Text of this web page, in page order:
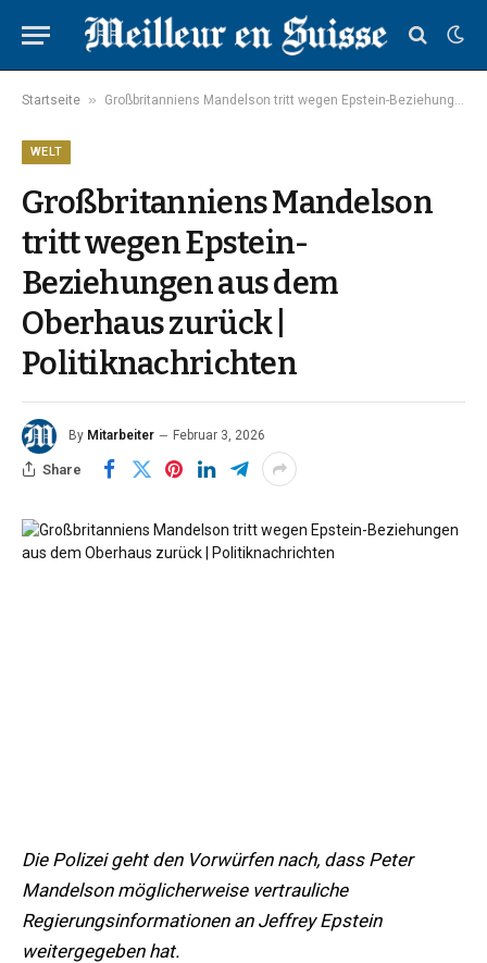
Startseite » Großbritanniens Mandelson tritt wegen Epstein-Beziehungen aus dem Oberhaus zurück | Politiknachrichten
WELT
Großbritanniens Mandelson
tritt wegen Epstein-
Beziehungen aus dem
Oberhaus zurück |
Politiknachrichten
By Mitarbeiter Februar 3, 2026
Share
Die Polizei geht den Vorwürfen nach, dass Peter
Mandelson möglicherweise vertrauliche
Regierungsinformationen an Jeffrey Epstein
weitergegeben hat.